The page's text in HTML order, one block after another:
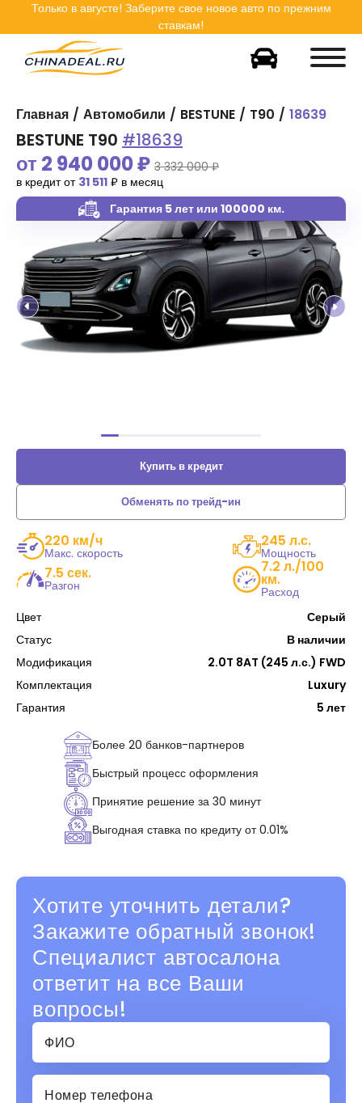
Только в августе! Заберите свое новое авто по прежним
ставкам!
Главная Автомобили BESTUNE T90 18639
Купить в кредит
Обменять по трейд-ин
220 км/ч
Макс. скорость
245 л.с.
Мощность
7.5 сек.
Разгон
7.2 л./100
км.
Расход
Цвет
Серый
Статус
В наличии
Модификация
2.0T 8AT (245 л.с.) FWD
Комплектация
Luxury
Гарантия
5 лет
Более 20 банков-партнеров
Быстрый процесс оформления
Принятие решение за 30 минут
Выгодная ставка по кредиту от 0.01%
Гарантия 5 лет или 100000 км.
от 2 940 000₽ 3 332 000 ₽
в кредит от 31 511 ₽ в месяц
BESTUNE T90 #18639
Хотите уточнить детали?
Закажите обратный звонок!
Специалист автосалона
ответит на все Ваши
вопросы!